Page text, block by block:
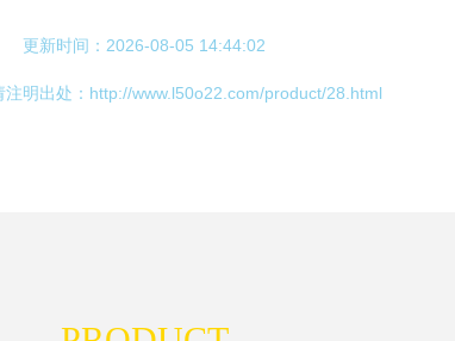
更新时间：2026-08-05 14:44:02
注明出处：http://www.l50o22.com/product/28.html